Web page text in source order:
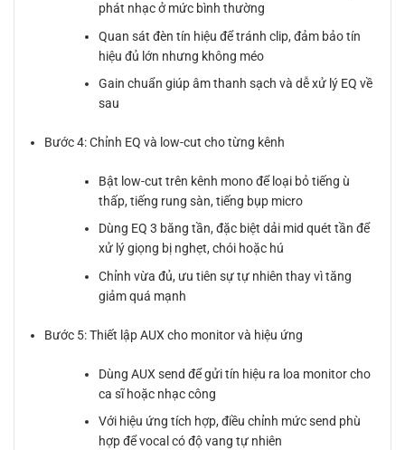
phát nhạc ở mức bình thường
Quan sát đèn tín hiệu để tránh clip, đảm bảo tín
hiệu đủ lớn nhưng không méo
Gain chuẩn giúp âm thanh sạch và dễ xử lý EQ về
sau
Bước 4: Chỉnh EQ và low-cut cho từng kênh
Bật low-cut trên kênh mono để loại bỏ tiếng ù
thấp, tiếng rung sàn, tiếng bụp micro
Dùng EQ 3 băng tần, đặc biệt dải mid quét tần để
xử lý giọng bị nghẹt, chói hoặc hú
Chỉnh vừa đủ, ưu tiên sự tự nhiên thay vì tăng
giảm quá mạnh
Bước 5: Thiết lập AUX cho monitor và hiệu ứng
Dùng AUX send để gửi tín hiệu ra loa monitor cho
ca sĩ hoặc nhạc công
Với hiệu ứng tích hợp, điều chỉnh mức send phù
hợp để vocal có độ vang tự nhiên